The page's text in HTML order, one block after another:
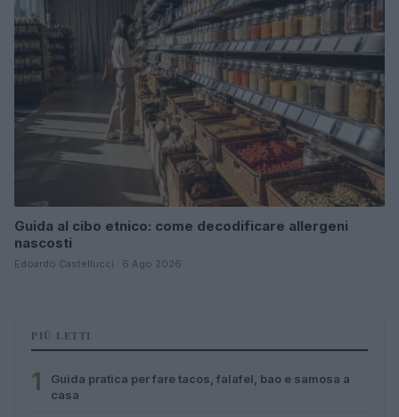
Guida al cibo etnico: come decodificare allergeni
nascosti
Edoardo Castellucci · 6 Ago 2026
PIÙ LETTI
1
Guida pratica per fare tacos, falafel, bao e samosa a
casa